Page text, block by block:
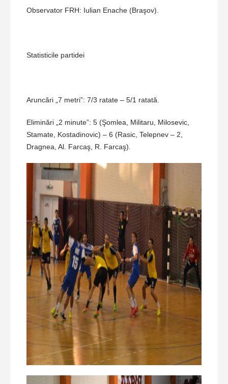
Observator FRH: Iulian Enache (Braşov).
Statisticile partidei
Aruncări „7 metri”: 7/3 ratate – 5/1 ratată.
Eliminări „2 minute”: 5 (Şomlea, Militaru, Milosevic,
Stamate, Kostadinovic) – 6 (Rasic, Telepnev – 2,
Dragnea, Al. Farcaş, R. Farcaş).